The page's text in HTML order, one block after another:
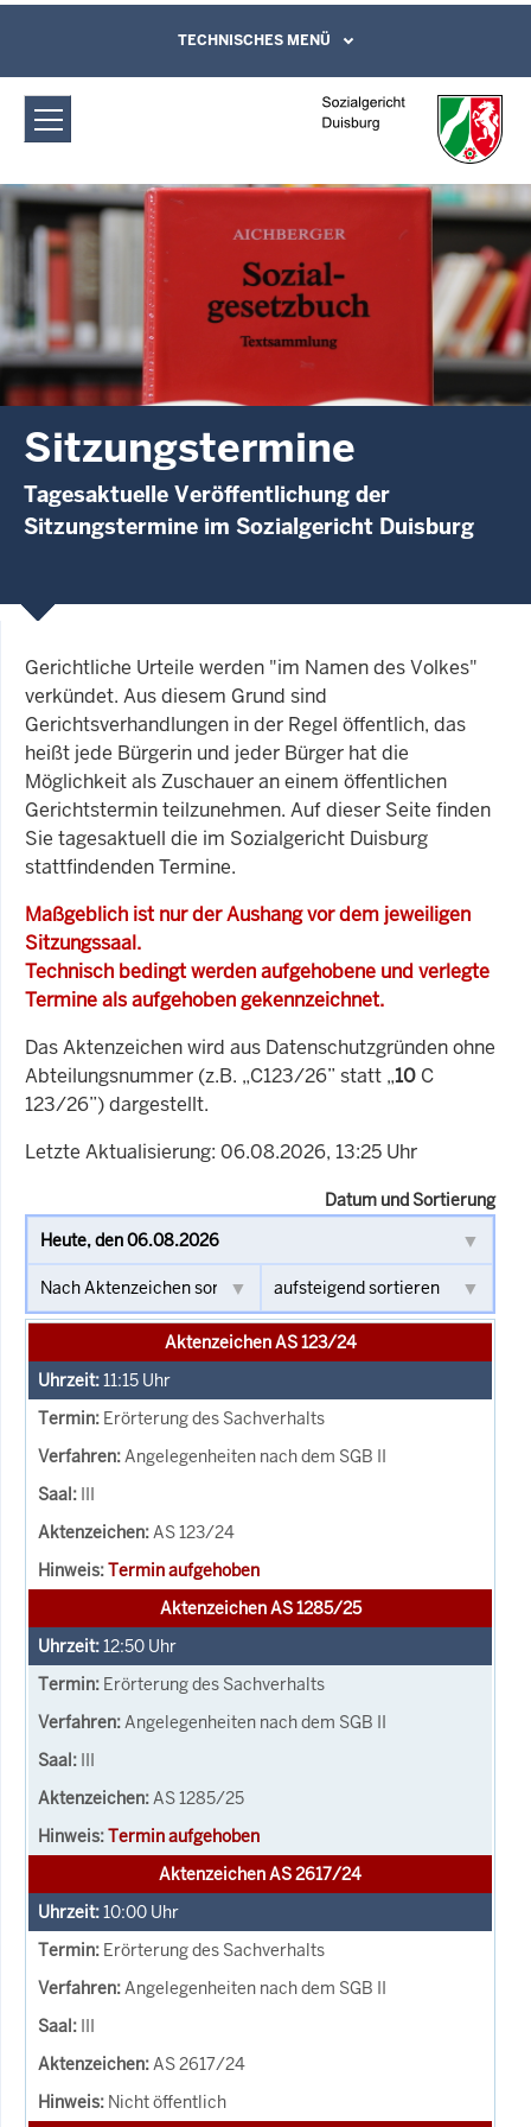
Sozialgericht Duisburg:
Sitzungstermine
Direkt zum Inhalt
Leichte Sprache, Gebärdensprachenvideo
und Kontaktformular
TECHNISCHES MENÜ
Sitzungstermine
Tagesaktuelle Veröffentlichung der
Sitzungstermine im Sozialgericht Duisburg
Gerichtliche Urteile werden "im Namen des Volkes"
verkündet. Aus diesem Grund sind
Gerichtsverhandlungen in der Regel öffentlich, das
heißt jede Bürgerin und jeder Bürger hat die
Möglichkeit als Zuschauer an einem öffentlichen
Gerichtstermin teilzunehmen. Auf dieser Seite finden
Sie tagesaktuell die im Sozialgericht Duisburg
stattfindenden Termine.
Maßgeblich ist nur der Aushang vor dem jeweiligen
Sitzungssaal.
Technisch bedingt werden aufgehobene und verlegte
Termine als aufgehoben gekennzeichnet.
Das Aktenzeichen wird aus Datenschutzgründen ohne
Abteilungsnummer (z.B. „C123/26” statt „10 C
123/26”) dargestellt.
Letzte Aktualisierung: 06.08.2026, 13:25 Uhr
Datum und Sortierung
Aktenzeichen AS 123/24
11:15 Uhr
Erörterung des Sachverhalts
Angelegenheiten nach dem SGB II
III
AS 123/24
Termin aufgehoben
Aktenzeichen AS 1285/25
12:50 Uhr
Erörterung des Sachverhalts
Angelegenheiten nach dem SGB II
III
AS 1285/25
Termin aufgehoben
Aktenzeichen AS 2617/24
10:00 Uhr
Erörterung des Sachverhalts
Angelegenheiten nach dem SGB II
III
AS 2617/24
Nicht öffentlich